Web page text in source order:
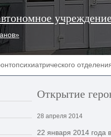
Открытие
28 апреля 2014
22 января 2014 года